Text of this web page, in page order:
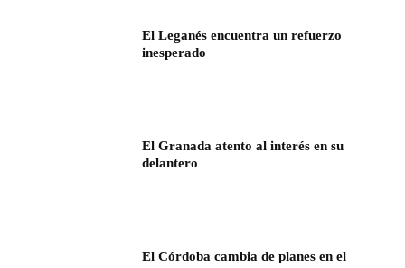
El Leganés encuentra un refuerzo
inesperado
El Granada atento al interés en su
delantero
El Córdoba cambia de planes en el